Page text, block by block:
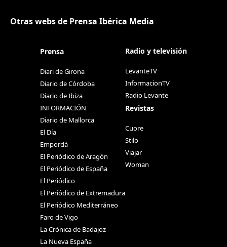
Otras webs de Prensa Ibérica Media
Prensa
Diari de Girona
Diario de Córdoba
Diario de Ibiza
INFORMACIÓN
Diario de Mallorca
El Día
Empordà
El Periódico de Aragón
El Periódico de España
El Periódico
El Periódico de Extremadura
El Periódico Mediterráneo
Faro de Vigo
La Crónica de Badajoz
La Nueva España
Radio y televisión
LevanteTV
InformacionTV
Radio Levante
Revistas
Cuore
Stilo
Viajar
Woman